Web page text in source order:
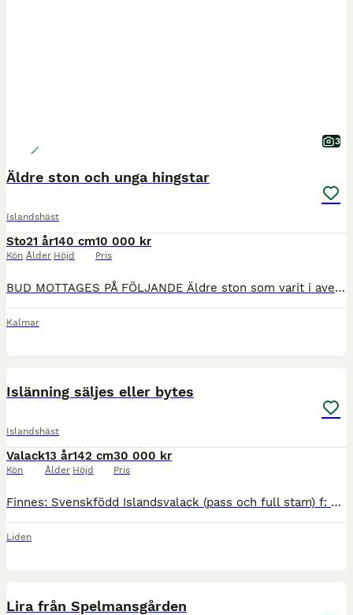
3
Äldre ston och unga hingstar
Islandshäst
Sto
Kön
21 år
Ålder
140 cm
Höjd
10 000 kr
Pris
BUD MOTTAGES PÅ FÖLJANDE Äldre ston som varit i avel många år och därmed inte varit ridhästar, är tänkta främst till sällskap, promenader eller liknande. Fux sto, bläs f 2002 mild och försiktig.
Kalmar
Islänning säljes eller bytes
Islandshäst
Valack
Kön
13 år
Ålder
142 cm
Höjd
30 000 kr
Pris
Finnes: Svenskfödd Islandsvalack (pass och full stam) f: 2013, ca 142 i mkh, rättställd, ej fång, eksem eller annat. Sent inriden ca 7-årsåldern (skritt, trav, galopp). Genomsnäll, men EJ nybörjarhäst
Liden
Lira från Spelmansgården